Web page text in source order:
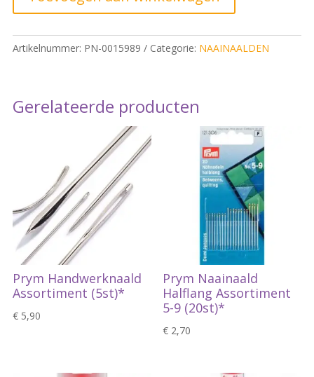
10
(16st)
Artikelnummer: PN-0015989 Categorie: NAAINAALDEN
Gerelateerde producten
Prym Handwerknaald
Assortiment (5st)*
€5,90
Prym Naainaald
Halflang Assortiment
5-9 (20st)*
€ 2,70